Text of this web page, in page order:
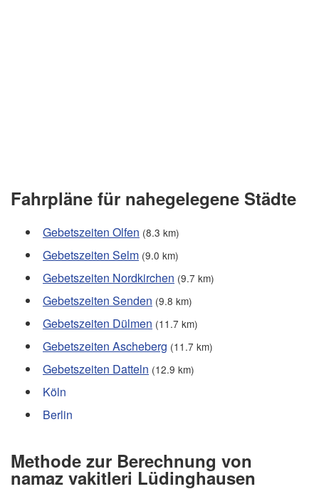
Fahrpläne für nahegelegene Städte
Gebetszeiten Olfen (8.3 km)
Gebetszeiten Selm (9.0 km)
Gebetszeiten Nordkirchen (9.7 km)
Gebetszeiten Senden (9.8 km)
Gebetszeiten Dülmen (11.7 km)
Gebetszeiten Ascheberg (11.7 km)
Gebetszeiten Datteln (12.9 km)
Köln
Berlin
Methode zur Berechnung von
namaz vakitleri Lüdinghausen